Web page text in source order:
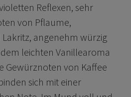
Reflexen, sehr
von Pflaume,
angenehm würzig
leichten Vanillearoma
Gewürznoten von Kaffee
sich mit einer